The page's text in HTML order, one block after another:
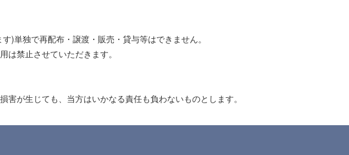
)単独で再配布・譲渡・販売・貸与等はできません。
は禁止させていただきます。
害が生じても、当方はいかなる責任も負わないものとします。